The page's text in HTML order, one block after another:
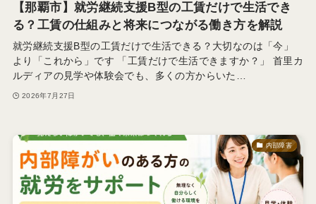
【那覇市】就労継続支援B型の工賃だけで生活でき
る？工賃の仕組みと将来につながる働き方を解説
就労継続支援B型の工賃だけで生活できる？大切なのは「今」
より「これから」です 「工賃だけで生活できますか？」 首里カ
ルディアの見学や体験会でも、多くの方からいた…
2026年7月27日
内部障害